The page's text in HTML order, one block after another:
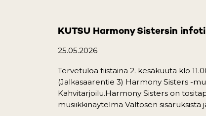
KUTSU Harmony Sistersin
25.05.2026
Tervetuloa tiistaina 2. kesäkuuta klo
(Jalkasaarentie 3) Harmony Sisters -
Kahvitarjoilu.Harmony Sisters on
musiikkinäytelmä Valtosen sisaruksista